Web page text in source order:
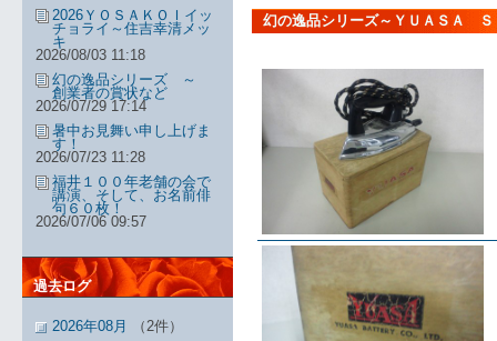
幻の逸品シリーズ～ＹＵＡＳＡ
2026ＹＯＳＡＫＯＩイッ
チョライ～住吉幸清メッ
キ
2026/08/03 11:18
幻の逸品シリーズ ～
創業者の賞状など
2026/07/29 17:14
暑中お見舞い申し上げま
す！
2026/07/23 11:28
福井１００年老舗の会で
講演、そして、お名前俳
句６０枚！
2026/07/06 09:57
過去ログ
2026年08月
（2件）